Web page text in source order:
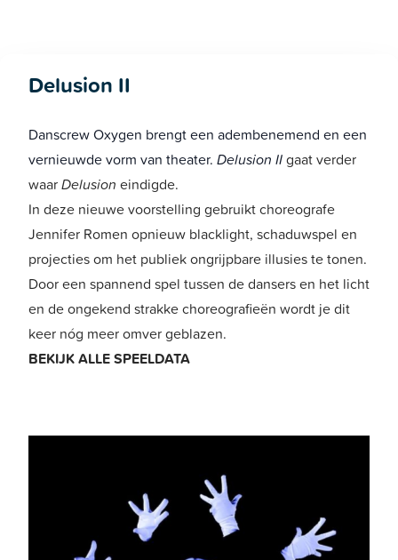
Delusion II
Danscrew Oxygen brengt een adembenemend en een
vernieuwde vorm van theater. Delusion IIgaat verder
waarDelusion eindigde.
In deze nieuwe voorstelling gebruikt choreografe
Jennifer Romen opnieuw blacklight, schaduwspel en
projecties om het publiek ongrijpbare illusies te tonen.
Door een spannend spel tussen de dansers en het licht
en de ongekend strakke choreografieën wordt je dit
keer nóg meer omver geblazen.
BEKIJK ALLE SPEELDATA